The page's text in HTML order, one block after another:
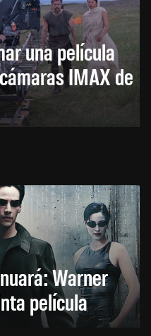
una película
IMAX de
Warner
película